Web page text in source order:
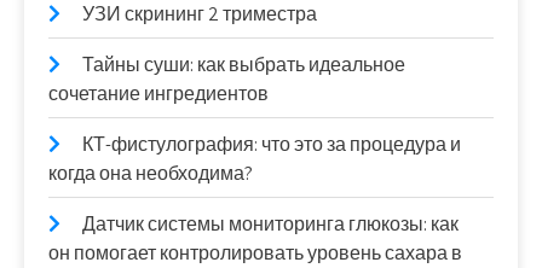
УЗИ скрининг 2 триместра
Тайны суши: как выбрать идеальное
сочетание ингредиентов
КТ-фистулография: что это за процедура и
когда она необходима?
Датчик системы мониторинга глюкозы: как
он помогает контролировать уровень сахара в